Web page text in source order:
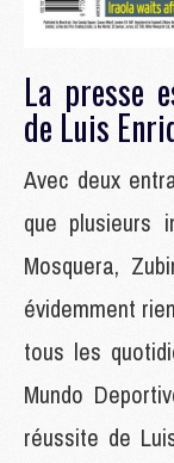
La presse
de Luis
Avec deux
que plusieurs
Mosquera,
évidemment
tous les
Mundo
réussite de